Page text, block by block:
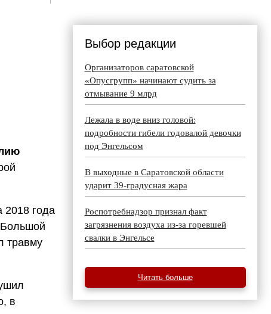
года
Большой
травму
в
Выбор редакции
Организаторов саратовской
«Опусгрупп» начинают судить за
отмывание 9 млрд
Лежала в воде вниз головой:
подробности гибели годовалой девочки
под Энгельсом
В выходные в Саратовской области
ударит 39-градусная жара
Роспотребнадзор признал факт
загрязнения воздуха из-за горевшей
свалки в Энгельсе
Читать больше